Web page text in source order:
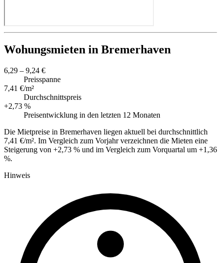
Wohungsmieten in Bremerhaven
6,29 – 9,24 €
Preisspanne
7,41 €/m²
Durchschnittspreis
+2,73 %
Preisentwicklung in den letzten 12 Monaten
Die Mietpreise in Bremerhaven liegen aktuell bei durchschnittlich
7,41 €/m². Im Vergleich zum Vorjahr verzeichnen die Mieten eine
Steigerung von +2,73 % und im Vergleich zum Vorquartal um +1,36
%.
Hinweis